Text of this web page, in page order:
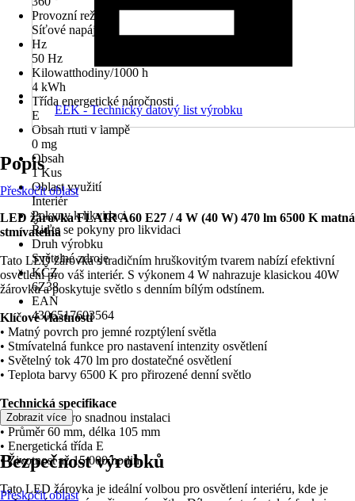
Provozní režim
Síťové napájení
Hz
50 Hz
Kilowatthodiny/1000 h
4 kWh
Třída energetické náročnosti
E
Obsah rtuti v lampě
0 mg
Obsah
1 Kus
Oblast využití
Interiér
Pokyny k likvidaci
Řiďte se pokyny pro likvidaci
Druh výrobku
Světelné zdroje
KČZ
6Z38
EAN
4306517603564
EEK - Technický datový list výrobku
Popis
Přeskočit oblast
LED žárovka FLAIR A60 E27 / 4 W (40 W) 470 lm 6500 K matná
stmívatelná
Tato LED žárovka s tradičním hruškovitým tvarem nabízí efektivní
osvětlení pro váš interiér. S výkonem 4 W nahrazuje klasickou 40W
žárovku a poskytuje světlo s denním bílým odstínem.
Klíčové vlastnosti
• Matný povrch pro jemné rozptýlení světla
• Stmívatelná funkce pro nastavení intenzity osvětlení
• Světelný tok 470 lm pro dostatečné osvětlení
• Teplota barvy 6500 K pro přirozené denní světlo
Technická specifikace
• Patice E27 pro snadnou instalaci
• Průměr 60 mm, délka 105 mm
• Energetická třída E
• Životnost až 15 000 hodin
Tato LED žárovka je ideální volbou pro osvětlení interiéru, kde je
Zobrazit více
Bezpečnost výrobků
Přeskočit oblast